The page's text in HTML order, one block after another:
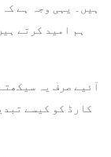
ہیں۔ یہی وجہ ہے
ہم امید کرتے
آئیے صرف یہ